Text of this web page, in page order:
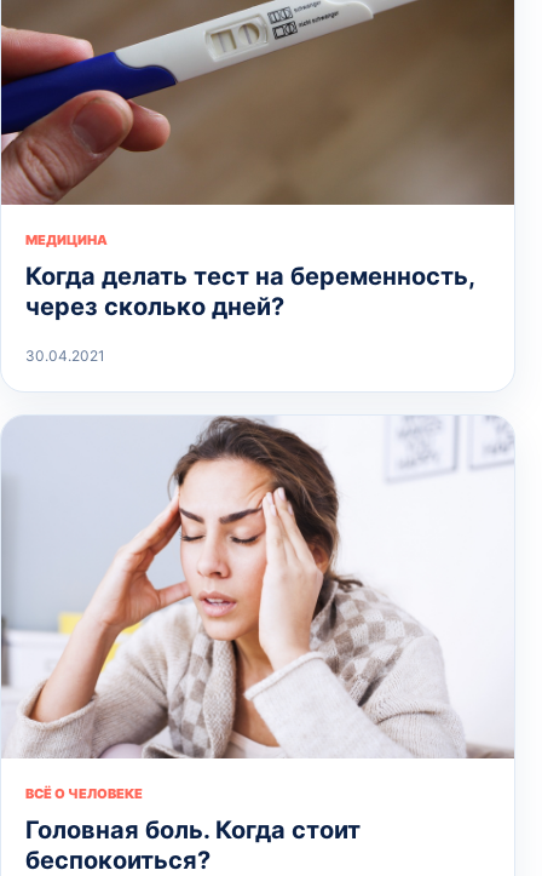
МЕДИЦИНА
Когда делать тест на беременность,
через сколько дней?
30.04.2021
ВСЁ О ЧЕЛОВЕКЕ
Головная боль. Когда стоит
беспокоиться?